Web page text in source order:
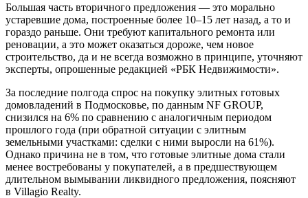
Большая часть вторичного предложения — это морально
устаревшие дома, построенные более 10–15 лет назад, а то и
гораздо раньше. Они требуют капитального ремонта или
реновации, а это может оказаться дороже, чем новое
строительство, да и не всегда возможно в принципе, уточняют
эксперты, опрошенные редакцией «РБК Недвижимости».
За последние полгода спрос на покупку элитных готовых
домовладений в Подмосковье, по данным NF GROUP,
снизился на 6% по сравнению с аналогичным периодом
прошлого года (при обратной ситуации с элитным
земельными участками: сделки с ними выросли на 61%).
Однако причина не в том, что готовые элитные дома стали
менее востребованы у покупателей, а в предшествующем
длительном вымывании ликвидного предложения, поясняют
в Villagio Realty.